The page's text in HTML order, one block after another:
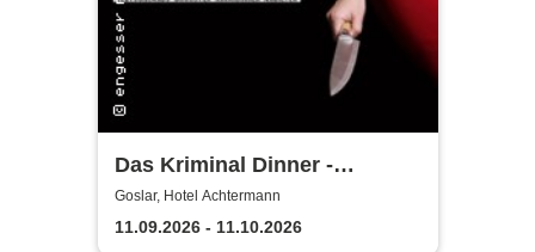
Das Kriminal Dinner -
Testament à la Carte
Goslar, Hotel Achtermann
11.09.2026 - 11.10.2026